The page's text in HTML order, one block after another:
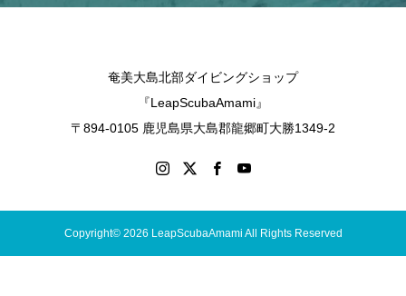
奄美大島北部ダイビングショップ
『LeapScubaAmami』
〒894-0105 鹿児島県大島郡龍郷町大勝1349-2
Copyright© 2026 LeapScubaAmami All Rights Reserved